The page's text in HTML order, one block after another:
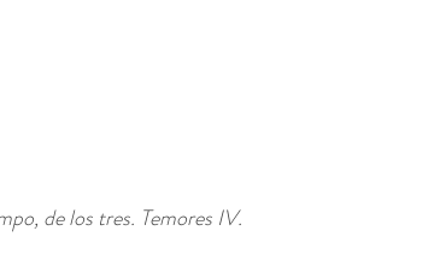
de los tres. Temores IV.